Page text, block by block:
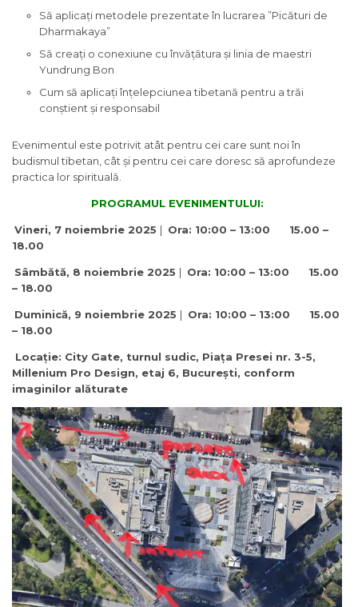
Să aplicați metodele prezentate în lucrarea ”Picături de
Dharmakaya”
Să creați o conexiune cu învățătura și linia de maestri
Yundrung Bon
Cum să aplicați înțelepciunea tibetană pentru a trăi
conștient și responsabil
Evenimentul este potrivit atât pentru cei care sunt noi în
budismul tibetan, cât și pentru cei care doresc să aprofundeze
practica lor spirituală.
PROGRAMUL EVENIMENTULUI:
Vineri, 7 noiembrie 2025 | Ora: 10:00 – 13:00 15.00 –
18.00
Sâmbătă, 8 noiembrie 2025 | Ora: 10:00 – 13:00 15.00
– 18.00
Duminică, 9 noiembrie 2025 | Ora: 10:00 – 13:00 15.00
– 18.00
Locație: City Gate, turnul sudic, Piața Presei nr. 3-5,
Millenium Pro Design, etaj 6, București, conform
imaginilor alăturate